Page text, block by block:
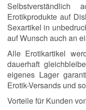
Erotikprodukte auf
Sexartikel in
auf Wunsch auch an
Alle Erotikartikel
dauerhaft
eigenes Lager
Erotik-Versands und
Vorteile für Kunden